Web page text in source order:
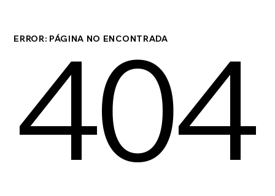
ERROR: PÁGINA NO ENCONTRADA
404